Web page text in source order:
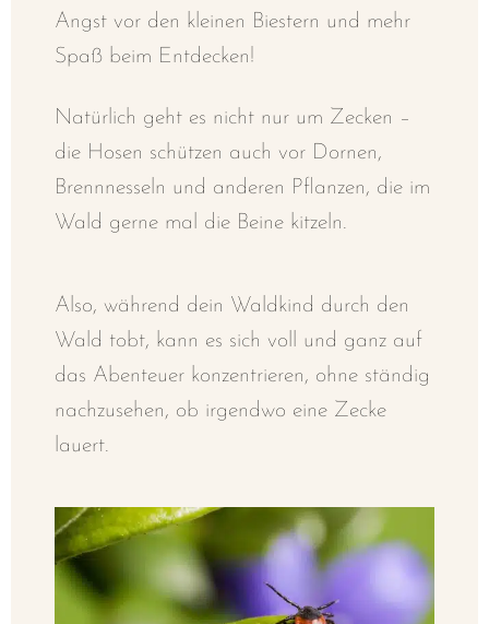
Angst vor den kleinen Biestern und mehr
Spaß beim Entdecken!
Natürlich geht es nicht nur um Zecken –
die Hosen schützen auch vor Dornen,
Brennnesseln und anderen Pflanzen, die im
Wald gerne mal die Beine kitzeln.
Also, während dein Waldkind durch den
Wald tobt, kann es sich voll und ganz auf
das Abenteuer konzentrieren, ohne ständig
nachzusehen, ob irgendwo eine Zecke
lauert.